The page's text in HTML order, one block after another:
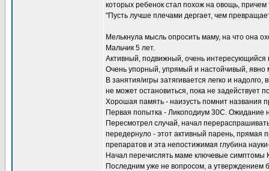
которых ребенок стал похож на овощь, причем
"Пусть лучше плечами дергает, чем
Мелькнула мысль опросить маму, на что она
Мальчик 5 лет.
Активный, подвижный, очень интересующийся
Очень упорный, упрямый и настойчивый, явно
В занятия/игры затягивается легко и
не может остановиться, пока не задействует
Хорошая память - наизусть помнит названия
Первая попытка - Ликоподиум 30С. Ожидание
Пересмотрел случай, начал
передернуло - этот активный парень, прямая
препаратов и эта непостижимая глубина
Начал перечислять маме ключевые симптомы
Последним уже не вопросом, а утверждением